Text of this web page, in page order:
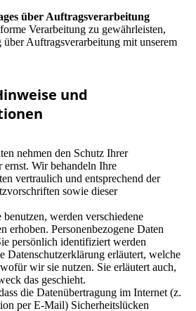
über Auftragsverarbeitung
Verarbeitung zu gewährleisten,
Auftragsverarbeitung mit unserem
und
nehmen den Schutz Ihrer
ernst. Wir behandeln Ihre
vertraulich und entsprechend der
sowie dieser
benutzen, werden verschiedene
erhoben. Personenbezogene Daten
persönlich identifiziert werden
Datenschutzerklärung erläutert, welche
wir sie nutzen. Sie erläutert auch,
das geschieht.
die Datenübertragung im Internet (z.
per E-Mail) Sicherheitslücken